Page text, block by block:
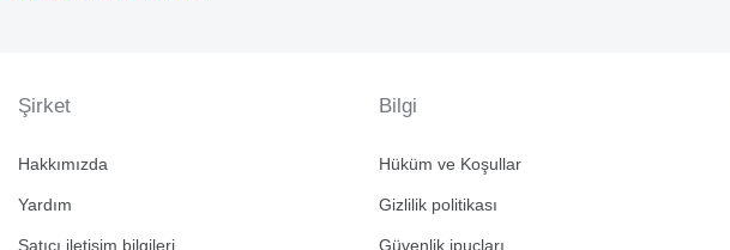
Şirket
Hakkımızda
Yardım
Satıcı iletişim bilgileri
Bilgi
Hüküm ve Koşullar
Gizlilik politikası
Güvenlik ipuçları